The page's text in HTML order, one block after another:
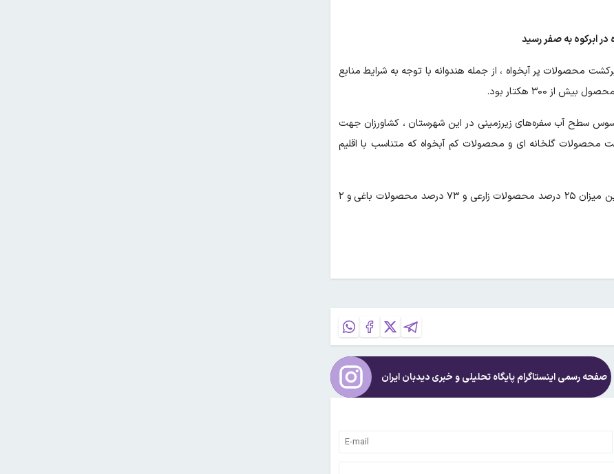
ابرکوه به صفر رسید
محصولات پر آبخواه ، از جمله هندوانه با توجه به شرایط منابع
سطح آب سفره‌های زیرزمینی در این شهرستان ، کشاورزان جهت
گلخانه ای و محصولات کم آبخواه که متناسب با اقلیم
سطح کل اراضی زیر کشت استان یزد ۱۱۰ هزار و ۷۱۵ هکتار است که از این میزان ۲۵ درصد محصولات زارعی و ۷۳ درصد محصولات باغی و ۲
صفحه رسمی اینستاگرام پایگاه تحلیلی و خبریدیدبان ایران